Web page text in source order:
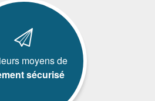
moyens de
sécurisé